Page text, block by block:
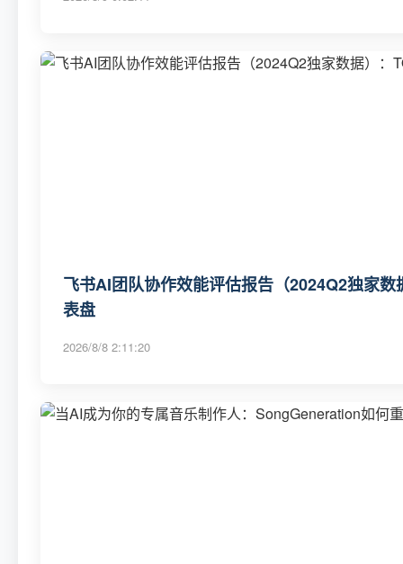
飞书AI团队协作效能评估报告（2024Q2独家
表盘
2026/8/8 2:11:20